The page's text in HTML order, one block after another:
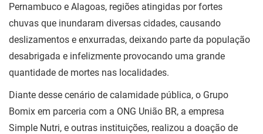
Pernambuco e Alagoas, regiões atingidas por fortes
chuvas que inundaram diversas cidades, causando
deslizamentos e enxurradas, deixando parte da população
desabrigada e infelizmente provocando uma grande
quantidade de mortes nas localidades.
Diante desse cenário de calamidade pública, o Grupo
Bomix em parceria com a ONG União BR, a empresa
Simple Nutri, e outras instituições, realizou a doação de